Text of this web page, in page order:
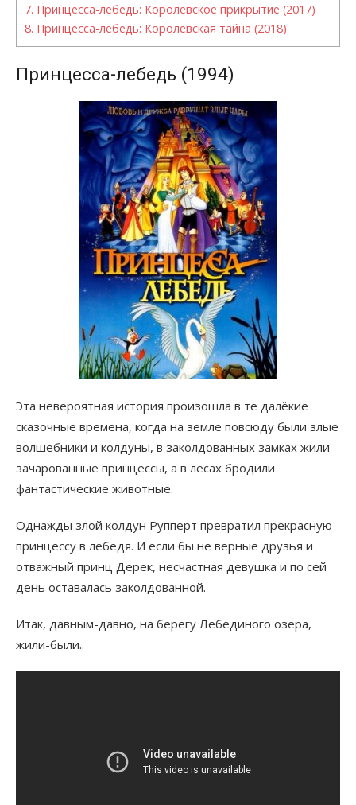
7. Принцесса-лебедь: Королевское прикрытие (2017)
8. Принцесса-лебедь: Королевская тайна (2018)
Принцесса-лебедь (1994)
Эта невероятная история произошла в те далёкие
сказочные времена, когда на земле повсюду были злые
волшебники и колдуны, в заколдованных замках жили
зачарованные принцессы, а в лесах бродили
фантастические животные.
Однажды злой колдун Рупперт превратил прекрасную
принцессу в лебедя. И если бы не верные друзья и
отважный принц Дерек, несчастная девушка и по сей
день оставалась заколдованной.
Итак, давным-давно, на берегу Лебединого озера,
жили-были..